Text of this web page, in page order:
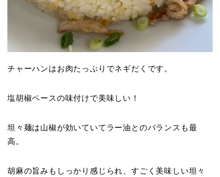
チャーハンはお肉たっぷりでネギだくです。
塩胡椒ペースの味付けで美味しい！
坦々麺は山椒が効いていてラー油とのバランスも最
高。
胡麻の旨みもしっかり感じられ、すごく美味しい坦々